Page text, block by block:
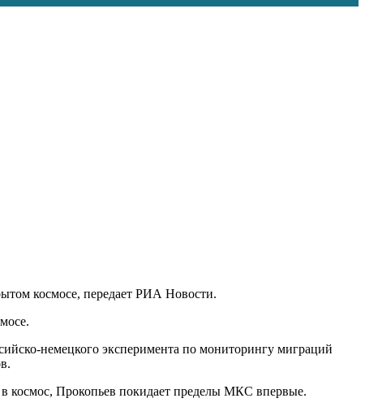
космосе, передает РИА Новости.
немецкого эксперимента по мониторингу миграций
космос, Прокопьев покидает пределы МКС впервые.